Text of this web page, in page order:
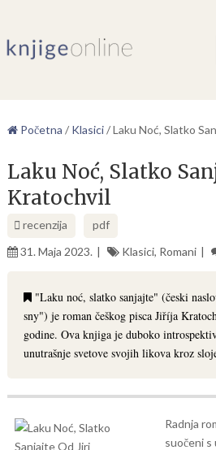
Početna / Klasici/Laku Noć, Slatko
Laku Noć, Slatko
Kratochvil
recenzija
pdf
31. Maja 2023.
Klasici, Romani
"Laku noć, slatko sanjajte" (česki
sny") je roman češkog pisca Jiříja
godine. Ova knjiga je duboko
unutrašnje svetove svojih likova kroz
Radnja
suočeni s